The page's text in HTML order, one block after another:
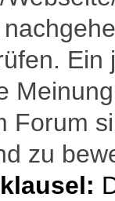
Forum
zu